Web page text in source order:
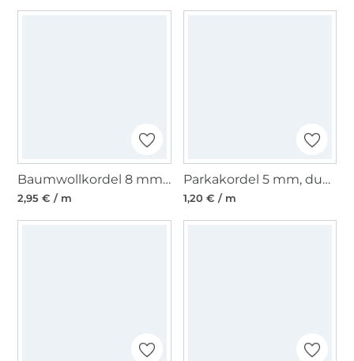
Baumwollkordel 8 mm, pink
2,95 € / m
Parkakordel 5 mm, dunkelgrau
1,20 € / m